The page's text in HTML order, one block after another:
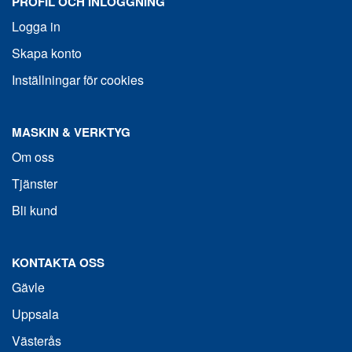
Logga in
Skapa konto
Inställningar för cookies
MASKIN & VERKTYG
Om oss
Tjänster
Bli kund
KONTAKTA OSS
Gävle
Uppsala
Västerås